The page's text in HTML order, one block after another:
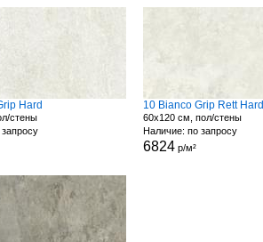
Hard
стены
10 Bianco Grip Rett Hard
60x120 см, пол/стены
Наличие: по запросу
6824р/м²